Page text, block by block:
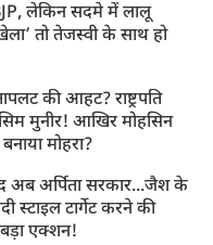
लेकिन सदमे में लालू
तो तेजस्वी के साथ हो
की आहट? राष्ट्रपति
मुनीर! आखिर मोहसिन
मोहरा?
अब अर्पिता सरकार...जैश के
स्टाइल टार्गेट करने की
बड़ा एक्शन!